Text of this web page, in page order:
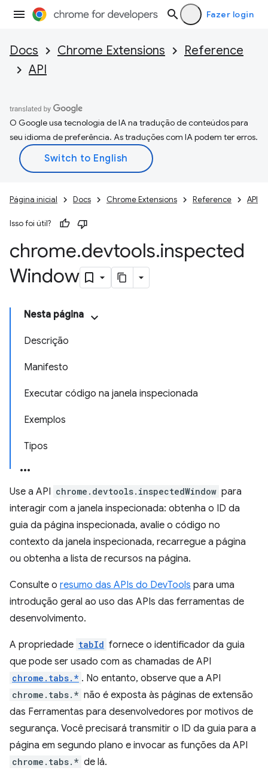
Fazer login
Docs Chrome Extensions
Reference
API
O Google usa tecnologia de IA na tradução de conteúdos para
seu idioma de preferência. As traduções com IA podem ter erros.
Página inicial Docs Chrome Extensions Reference API
Isso foi útil?
chrome.devtools.inspected
Window
Nesta página
Descrição
Manifesto
Executar código na janela inspecionada
Exemplos
Tipos
Use a API chrome.devtools.inspectedWindow para
interagir com a janela inspecionada: obtenha o ID da
guia da página inspecionada, avalie o código no
contexto da janela inspecionada, recarregue a página
ou obtenha a lista de recursos na página.
Consulte o resumo das APIs do DevTools para uma
introdução geral ao uso das APIs das ferramentas de
desenvolvimento.
A propriedade tabId fornece o identificador da guia
que pode ser usado com as chamadas de API
chrome.tabs.* . No entanto, observe que a API
chrome.tabs.* não é exposta às páginas de extensão
das Ferramentas para desenvolvedores por motivos de
segurança. Você precisará transmitir o ID da guia para a
página em segundo plano e invocar as funções da API
chrome.tabs.* de lá.